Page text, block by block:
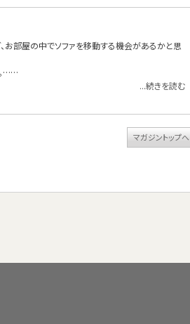
、お部屋の中でソファを移動する機会があるかと思
……
...続きを読む
マガジントップへ